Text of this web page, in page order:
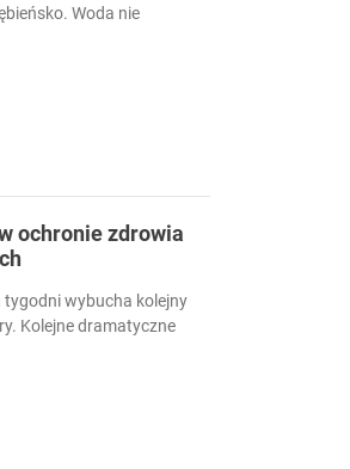
Woda nie
ochronie zdrowia
tygodni wybucha kolejny
Kolejne dramatyczne